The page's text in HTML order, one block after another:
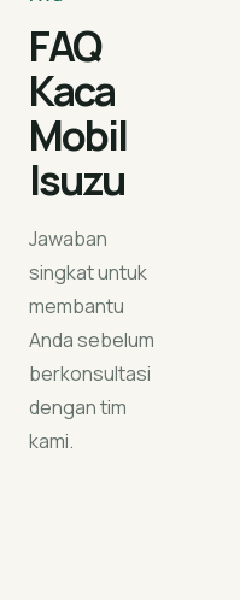
FAQ
Kaca
Mobil
Isuzu
Jawaban
singkat untuk
membantu
Anda sebelum
berkonsultasi
dengan tim
kami.